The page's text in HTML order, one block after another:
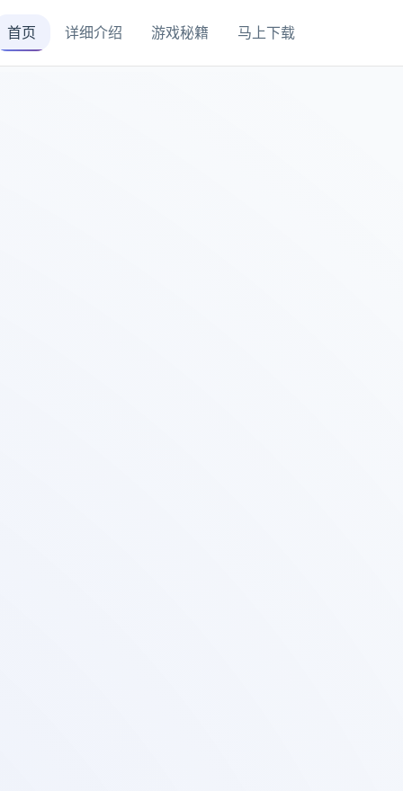
首页 详细介绍 游戏秘籍 马上下载